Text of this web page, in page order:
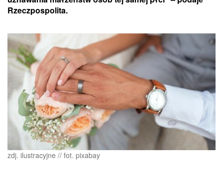
Rzeczpospolita.
zdj. ilustracyjne // fot. pixabay